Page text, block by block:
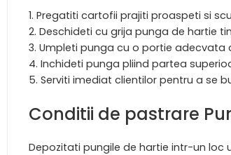
Pregatiti cartofii prajiti proaspeti si
Deschideti cu grija punga de hartie
Umpleti punga cu o portie adecvata
Inchideti punga pliind partea
Serviti imediat clientilor pentru a se
Conditii de pastrare
Depozitati pungile de hartie intr-un loc